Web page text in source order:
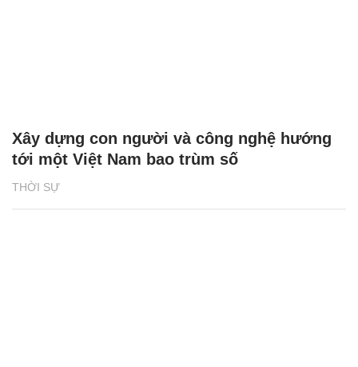
THỜI SỰ
Xây dựng con người và công nghệ hướng
tới một Việt Nam bao trùm số